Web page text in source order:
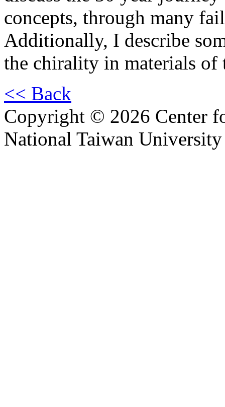
concepts, through many
Additionally, I describe
the chirality in materials
<< Back
Copyright © 2026 Center
National Taiwan University